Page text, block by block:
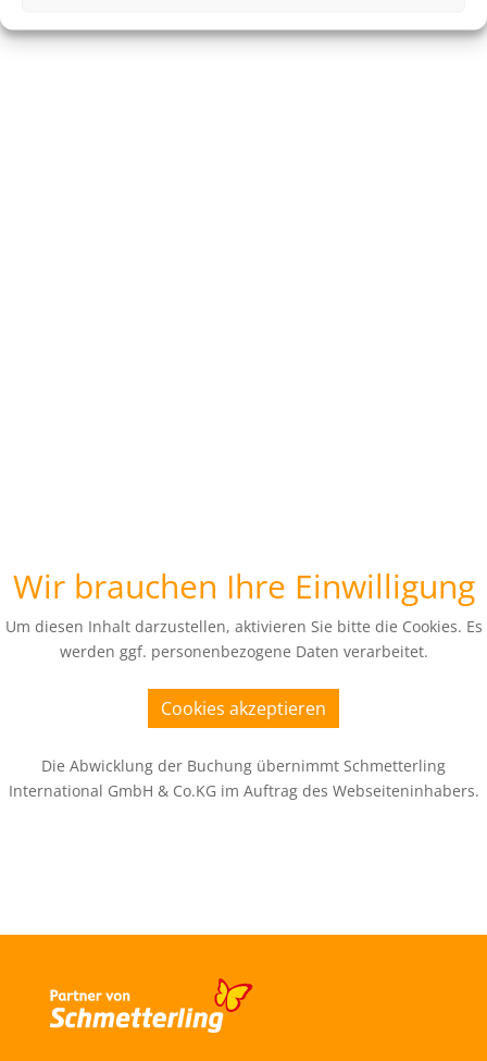
Wir brauchen Ihre Einwilligung
Um diesen Inhalt darzustellen, aktivieren Sie bitte die Cookies. Es
werden ggf. personenbezogene Daten verarbeitet.
Cookies akzeptieren
Die Abwicklung der Buchung übernimmt Schmetterling
International GmbH & Co.KG im Auftrag des Webseiteninhabers.